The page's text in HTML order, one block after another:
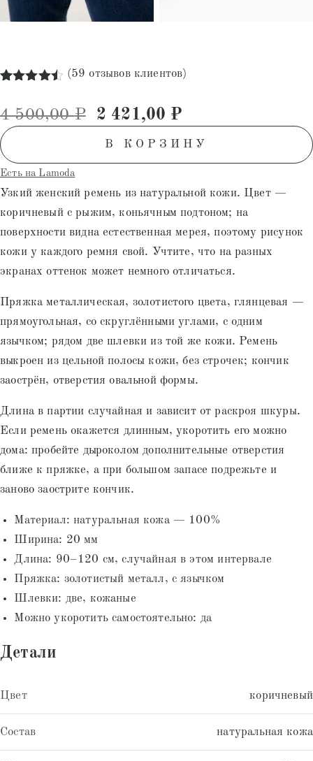
на основе
опроса
пользователей
(59 отзывов клиентов)
4 500,00₽ Первоначальная цена
2 421,00 ₽
В КОРЗИНУ
Есть на Lamoda
Узкий женский ремень из натуральной кожи. Цвет —
коричневый с рыжим, коньячным подтоном; на
поверхности видна естественная мерея, поэтому рисунок
кожи у каждого ремня свой. Учтите, что на разных
экранах оттенок может немного отличаться.
Пряжка металлическая, золотистого цвета, глянцевая —
прямоугольная, со скруглёнными углами, с одним
язычком; рядом две шлевки из той же кожи. Ремень
выкроен из цельной полосы кожи, без строчек; кончик
заострён, отверстия овальной формы.
Длина в партии случайная и зависит от раскроя шкуры.
Если ремень окажется длинным, укоротить его можно
дома: пробейте дыроколом дополнительные отверстия
ближе к пряжке, а при большом запасе подрежьте и
заново заострите кончик.
Материал: натуральная кожа — 100%
Ширина: 20 мм
Длина: 90–120 см, случайная в этом интервале
Пряжка: золотистый металл, с язычком
Шлевки: две, кожаные
Можно укоротить самостоятельно: да
Детали
Цвет коричневый
Состав натуральная кожа